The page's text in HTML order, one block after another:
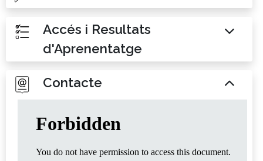
Accés i Resultats
d'Aprenentatge
Contacte